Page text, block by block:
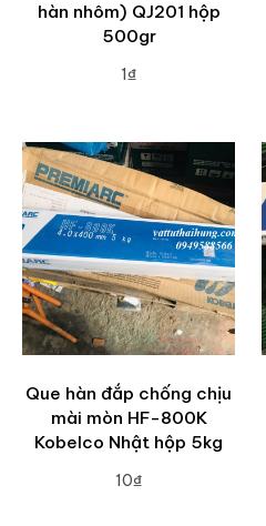
hàn nhôm) QJ201 hộp
500gr
1₫
Que hàn đắp chống chịu
mài mòn HF-800K
Kobelco Nhật hộp 5kg
10₫